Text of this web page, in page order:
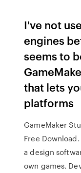
I've not
engines
seems to
that lets
platforms
GameMaker
Free
a design
own games.